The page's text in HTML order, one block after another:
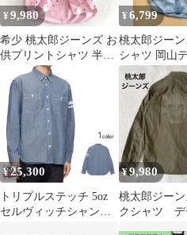
¥9,980
希少 桃太郎ジーンズ お
供プリントシャツ 半袖
イヌ サル キジ 42 総柄
綿
¥6,799
桃太郎ジー
シャツ 岡山
¥25,300
トリプルステッチ 5oz
セルヴィッチシャンブ
¥9,980
桃太郎ジー
クシャツ